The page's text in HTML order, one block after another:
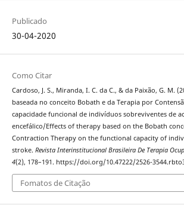
Publicado
30-04-2020
Como Citar
Cardoso, J. S., Miranda, I. C. da C., & da Paixão, G. M.
baseada no conceito Bobath e da Terapia por
capacidade funcional de indivíduos sobreviventes de
encefálico/Effects of therapy based on the Bobath
Contraction Therapy on the functional capacity of
stroke. Revista Interinstitucional Brasileira De Terapia
4(2), 178–191. https://doi.org/10.47222/2526-
Fomatos de Citação